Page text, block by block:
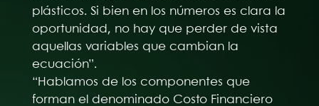
plásticos. Si bien en los números es clara la
oportunidad, no hay que perder de vista
aquellas variables que cambian la
ecuación”.
“Hablamos de los componentes que
forman el denominado Costo Financiero